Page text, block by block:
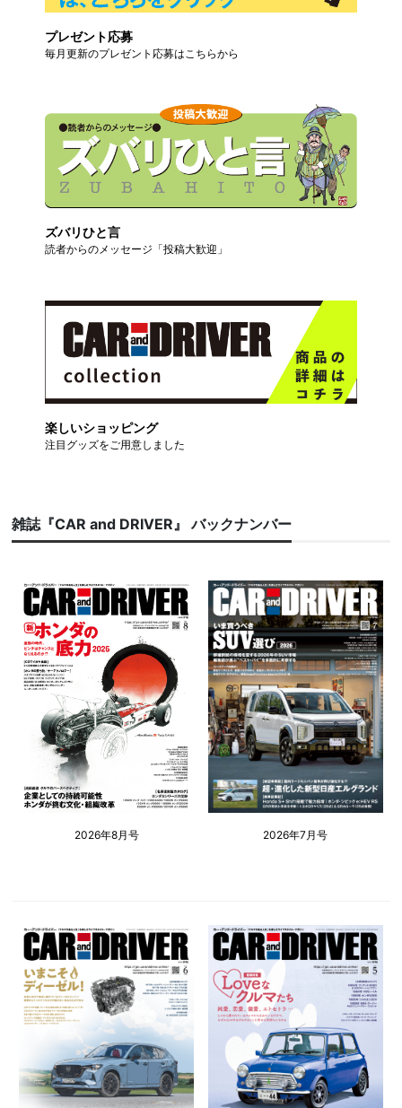
プレゼント応募
毎月更新のプレゼント応募はこちらから
ズバリひと言
読者からのメッセージ「投稿大歓迎」
楽しいショッピング
注目グッズをご用意しました
雑誌『CAR and DRIVER』 バックナンバー
2026年8月号 2026年7月号